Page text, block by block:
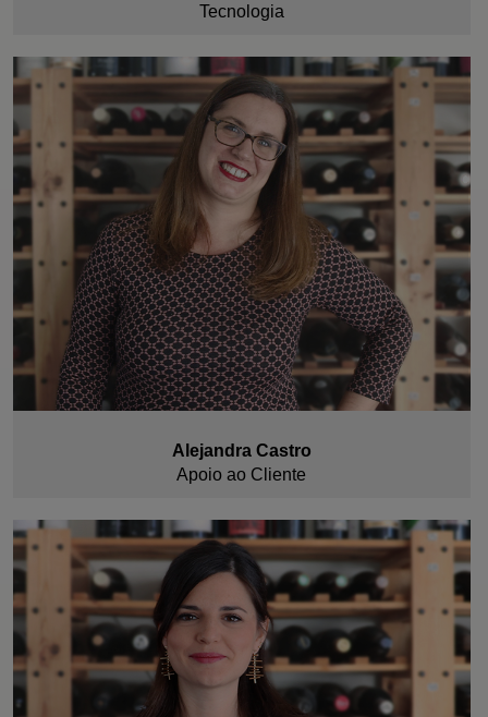
Tecnologia
Alejandra Castro
Apoio ao Cliente